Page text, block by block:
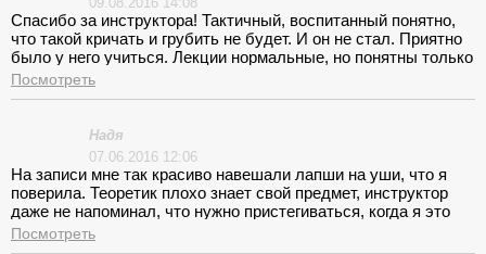
Спасибо за инструктора! Тактичный, воспитанный понятно,
что такой кричать и грубить не будет. И он не стал. Приятно
было у него учиться. Лекции нормальные, но понятны только
отчасти. Организованно все классно. Все занятия в строго
оговоренное время.
Посмотреть
Надя
07.06.2016 12:06
На записи мне так красиво навешали лапши на уши, что я
поверила. Теоретик плохо знает свой предмет, инструктор
даже не напоминал, что нужно пристегиваться, когда я это
делала сама, он насмехался и говорил, что это лишнее!
Посмотреть